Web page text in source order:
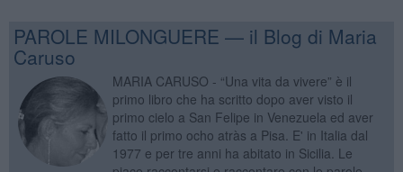
PAROLE MILONGUERE — il Blog di Maria
Caruso
MARIA CARUSO - “Una vita da vivere” è il
primo libro che ha scritto dopo aver visto il
primo cielo a San Felipe in Venezuela ed aver
fatto il primo ocho atràs a Pisa. E' in Italia dal
1977 e per tre anni ha abitato in Sicilia. Le